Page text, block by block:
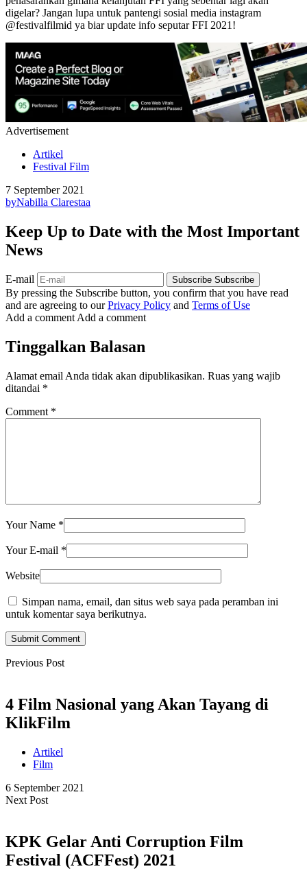
digelar? Jangan lupa untuk pantengi sosial media instagram
@festivalfilmid ya biar update info seputar FFI 2021!
Advertisement
Artikel
Festival Film
7 September 2021
byNabilla Clarestaa
Keep Up to Date with the Most Important
News
E-mail Subscribe Subscribe
By pressing the Subscribe button, you confirm that you have read
and are agreeing to ourPrivacy Policy and Terms of Use
Add a commentAdd a comment
Tinggalkan Balasan
Alamat email Anda tidak akan dipublikasikan. Ruas yang wajib
ditandai *
Comment *
Your Name *
Your E-mail *
Website
Simpan nama, email, dan situs web saya pada peramban ini
untuk komentar saya berikutnya.
Submit Comment
Previous Post
4 Film Nasional yang Akan Tayang di
KlikFilm
Artikel
Film
6 September 2021
Next Post
KPK Gelar Anti Corruption Film
Festival (ACFFest) 2021